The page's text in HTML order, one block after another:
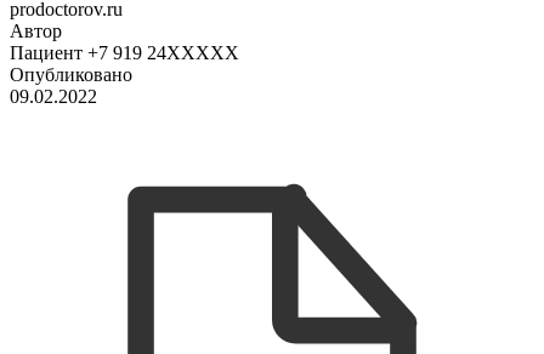
prodoctorov.ru
Автор
Пациент +7 919 24XXXXX
Опубликовано
09.02.2022